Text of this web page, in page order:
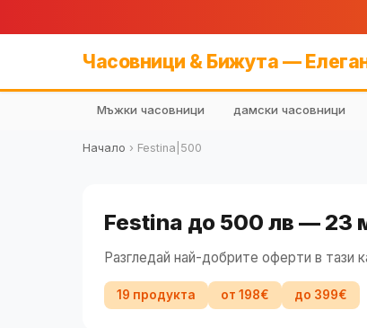
Часовници & Бижута —
Мъжки часовници дамски часовници
Начало › Festina|500
Festina до 500 лв — 23
Разгледай най-добрите оферти в тази
19 продукта от 198€ до 399€